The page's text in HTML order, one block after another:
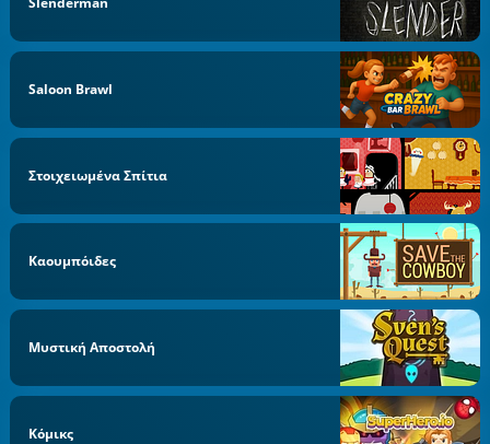
Saloon Brawl
Στοιχειωμένα Σπίτια
Καουμπόιδες
Μυστική Αποστολή
Κόμικς